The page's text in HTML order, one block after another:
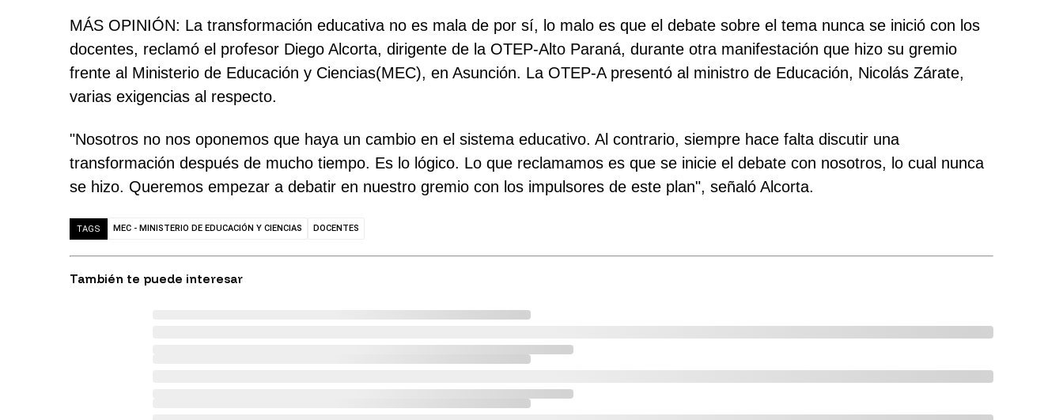
MÁS OPINIÓN: La transformación educativa no es mala de por sí, lo malo es que el debate sobre el tema nunca se inició con los
docentes, reclamó el profesor Diego Alcorta, dirigente de la OTEP-Alto Paraná, durante otra manifestación que hizo su gremio
frente al Ministerio de Educación y Ciencias(MEC), en Asunción. La OTEP-A presentó al ministro de Educación, Nicolás Zárate,
varias exigencias al respecto.
"Nosotros no nos oponemos que haya un cambio en el sistema educativo. Al contrario, siempre hace falta discutir una
transformación después de mucho tiempo. Es lo lógico. Lo que reclamamos es que se inicie el debate con nosotros, lo cual nunca
se hizo. Queremos empezar a debatir en nuestro gremio con los impulsores de este plan", señaló Alcorta.
TAGS MEC - MINISTERIO DE EDUCACIÓN Y CIENCIAS DOCENTES
También te puede interesar